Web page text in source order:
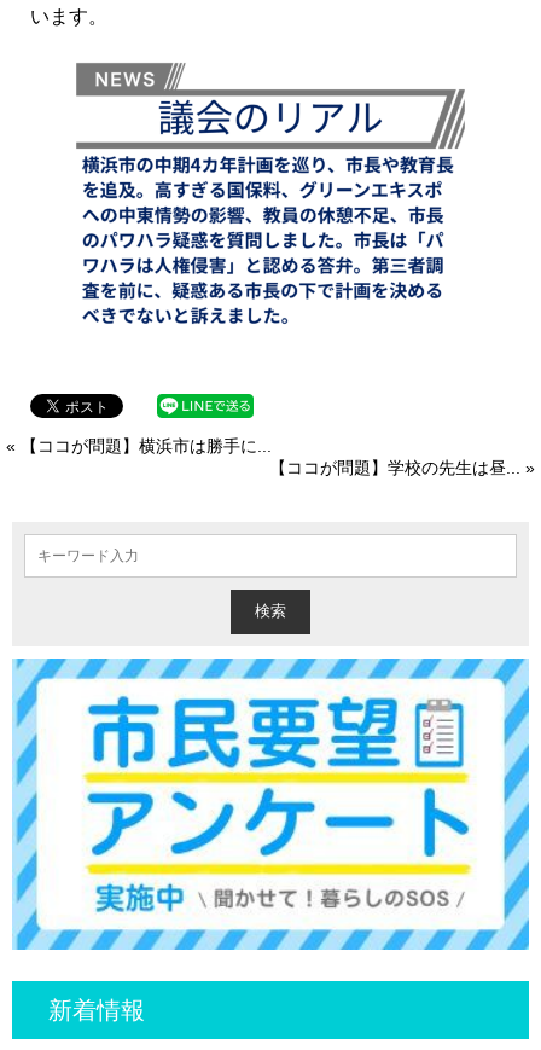
います。
« 【ココが問題】横浜市は勝手に...
【ココが問題】学校の先生は昼... »
新着情報